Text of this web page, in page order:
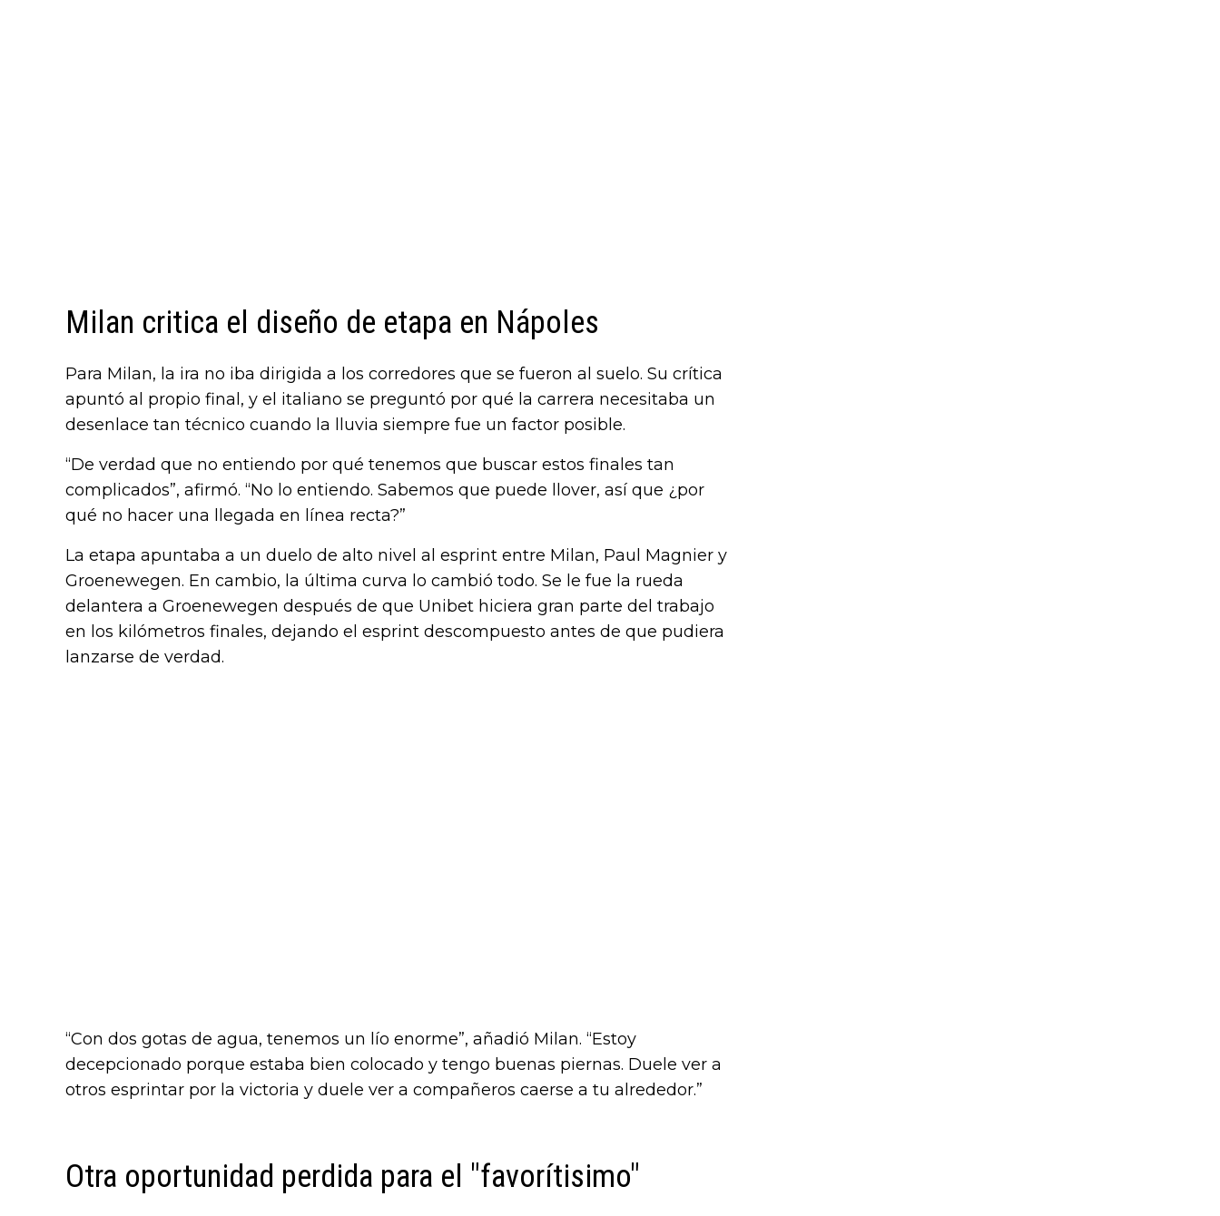
Milan critica el diseño de etapa en Nápoles
Para Milan, la ira no iba dirigida a los corredores que se fueron al suelo. Su crítica
apuntó al propio final, y el italiano se preguntó por qué la carrera necesitaba un
desenlace tan técnico cuando la lluvia siempre fue un factor posible.
“De verdad que no entiendo por qué tenemos que buscar estos finales tan
complicados”, afirmó. “No lo entiendo. Sabemos que puede llover, así que ¿por
qué no hacer una llegada en línea recta?”
La etapa apuntaba a un duelo de alto nivel al esprint entre Milan, Paul Magnier y
Groenewegen. En cambio, la última curva lo cambió todo. Se le fue la rueda
delantera a Groenewegen después de que Unibet hiciera gran parte del trabajo
en los kilómetros finales, dejando el esprint descompuesto antes de que pudiera
lanzarse de verdad.
“Con dos gotas de agua, tenemos un lío enorme”, añadió Milan. “Estoy
decepcionado porque estaba bien colocado y tengo buenas piernas. Duele ver a
otros esprintar por la victoria y duele ver a compañeros caerse a tu alrededor.”
Otra oportunidad perdida para el "favorítisimo"